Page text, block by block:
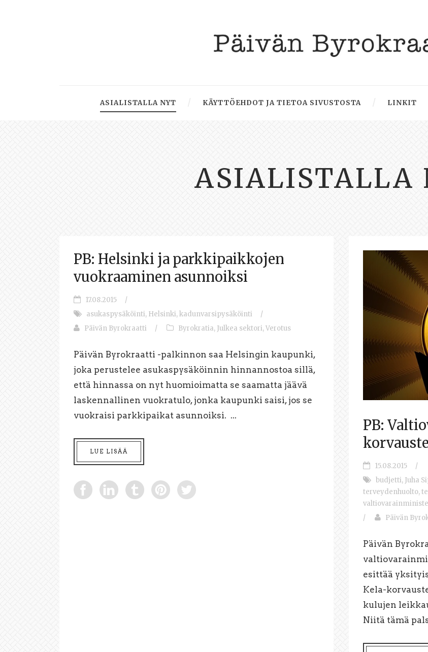
ASIALISTALLA NYT KÄYTTÖEHDOT JA TIETOA SIVUSTOSTA LINKIT
ASIALISTALLA
PB: Helsinki ja parkkipaikkojen
vuokraaminen asunnoiksi
17.08.2015
/
asukaspysäköinti, Helsinki,kadunvarsipysäköinti
/
Päivän Byrokraatti
/ Byrokratia, Julkea sektori,Verotus
Päivän Byrokraatti -palkinnon saa Helsingin kaupunki,
joka perustelee asukaspysäköinnin hinnannostoa sillä,
että hinnassa on nyt huomioimatta se saamatta jäävä
laskennallinen vuokratulo, jonka kaupunki saisi, jos se
vuokraisi parkkipaikat asunnoiksi. ...
LUE LISÄÄ
PB:
15.08.2015
/
budjetti, Juha
terveydenhuolto,
/
Päivän
Päivän
esittää
Kela-
kulujen
Niitä tämä